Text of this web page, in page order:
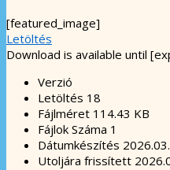
[featured_image]
Letöltés
Download is available until
Verzió
Letöltés 18
Fájlméret 114.43 KB
Fájlok Száma 1
Dátumkészítés
Utoljára frissített